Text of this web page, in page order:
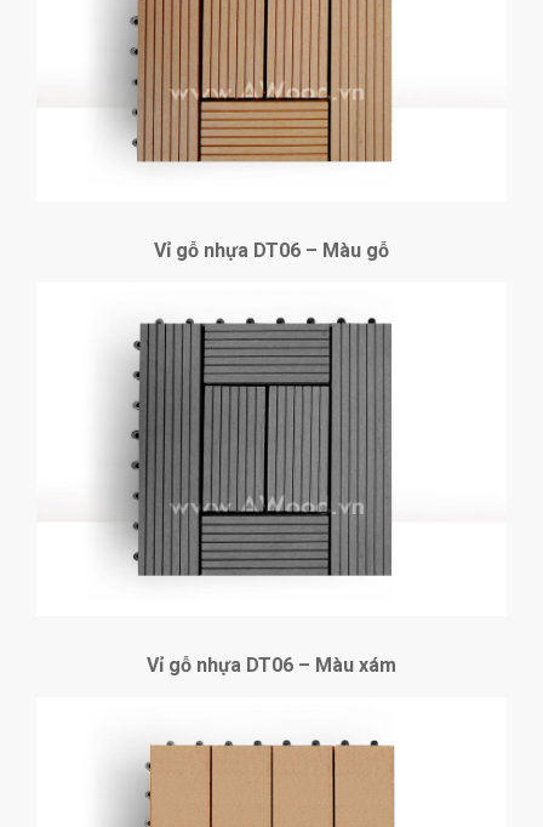
Vỉ gỗ nhựa DT06 – Màu gỗ
Vỉ gỗ nhựa DT06 – Màu xám